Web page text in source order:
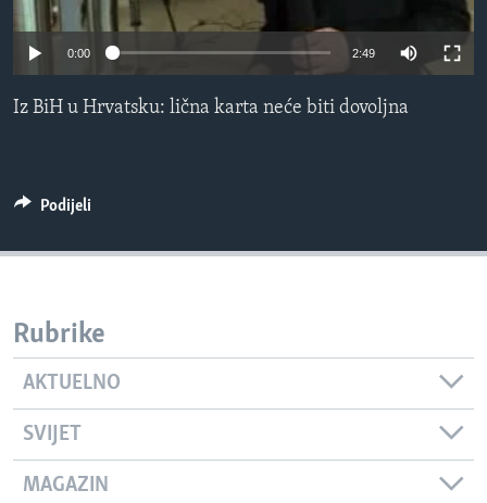
MAGAZIN
O GLASU AMERIKE
Learning English
0:00 2:49
Iz BiH u Hrvatsku: lična karta neće biti dovoljna
Podijeli
Rubrike
AKTUELNO
SVIJET
MAGAZIN